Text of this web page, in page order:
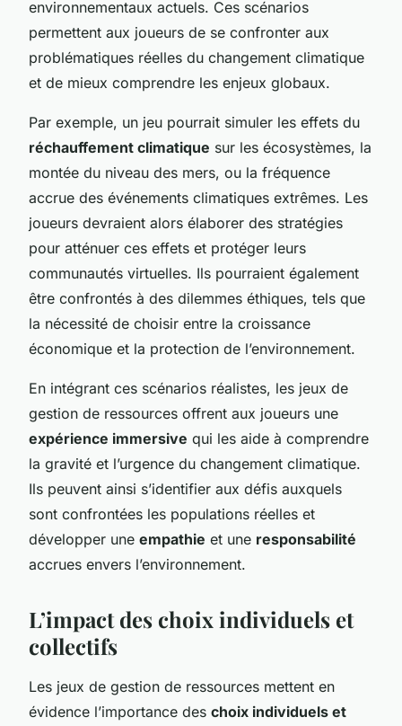
environnementaux actuels. Ces scénarios
permettent aux joueurs de se confronter aux
problématiques réelles du changement climatique
et de mieux comprendre les enjeux globaux.
Par exemple, un jeu pourrait simuler les effets du
réchauffement climatique sur les écosystèmes, la
montée du niveau des mers, ou la fréquence
accrue des événements climatiques extrêmes. Les
joueurs devraient alors élaborer des stratégies
pour atténuer ces effets et protéger leurs
communautés virtuelles. Ils pourraient également
être confrontés à des dilemmes éthiques, tels que
la nécessité de choisir entre la croissance
économique et la protection de l’environnement.
En intégrant ces scénarios réalistes, les jeux de
gestion de ressources offrent aux joueurs une
expérience immersive qui les aide à comprendre
la gravité et l’urgence du changement climatique.
Ils peuvent ainsi s’identifier aux défis auxquels
sont confrontées les populations réelles et
développer une empathie et une responsabilité
accrues envers l’environnement.
L’impact des choix individuels et
collectifs
Les jeux de gestion de ressources mettent en
évidence l’importance des choix individuels et